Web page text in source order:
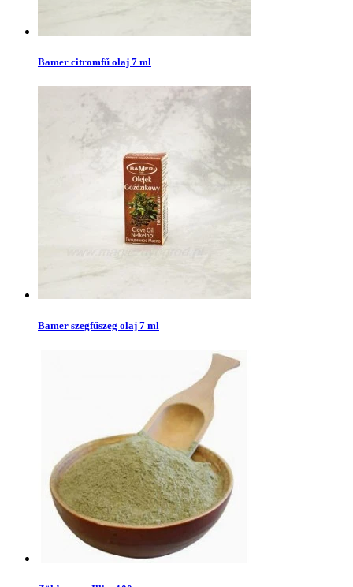
Bamer citromfű olaj 7 ml
Bamer szegfűszeg olaj 7 ml